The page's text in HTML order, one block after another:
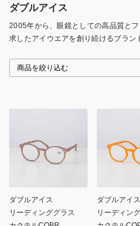
ダブルアイス
2005年から、眼鏡としての高品質と
求したアイウエアを創り続けるブラン
ダブルアイス
リーディンググラス
ダブルアイス
リーディン